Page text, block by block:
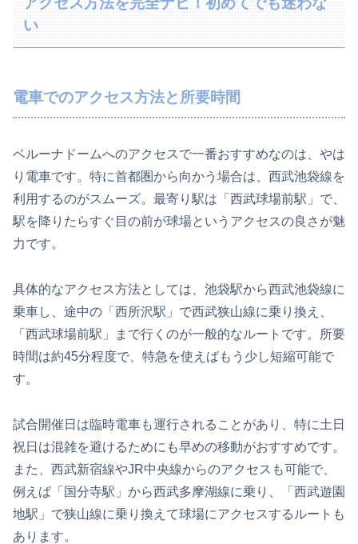
い
電車でのアクセス方法と所要時間
ベルーナドームへのアクセスで一番おすすめなのは、やは
り電車です。特に首都圏から向かう場合は、西武池袋線を
利用するのがスムーズ。最寄り駅は「西武球場前駅」で、
駅を降りたらすぐ目の前が球場というアクセスの良さが魅
力です。
具体的なアクセス方法としては、池袋駅から西武池袋線に
乗車し、途中の「西所沢駅」で西武狭山線に乗り換え、
「西武球場前駅」まで行くのが一般的なルートです。所要
時間は約45分程度で、特急を使えばもう少し短縮可能で
す。
試合開催日は臨時電車も運行されることがあり、特に土日
祝日は混雑を避けるためにも早めの移動がおすすめです。
また、西武新宿線やJR中央線からのアクセスも可能で、
例えば「国分寺駅」から西武多摩湖線に乗り、「西武遊園
地駅」で狭山線に乗り換えて球場にアクセスするルートも
あります。